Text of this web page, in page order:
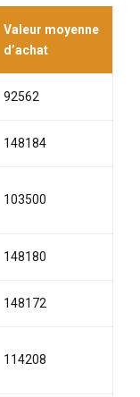
Valeur moyenne
d’achat
92562
148184
103500
148180
148172
114208